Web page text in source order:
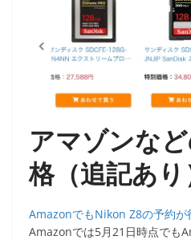
アマゾンな
格（追記あり
AmazonでもNikon Z8の予約が
Amazonでは5月21日時点でも